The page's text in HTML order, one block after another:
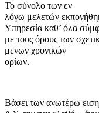
Το σύνολο των εν
λόγω μελετών
Υπηρεσία καθ’ όλα
με τους όρους των
με­νων χρονικών
ορίων.
Βάσει των ανωτέρω